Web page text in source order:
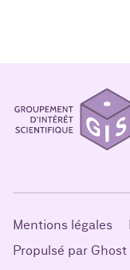
Mentions légales
Propulsé par Ghost